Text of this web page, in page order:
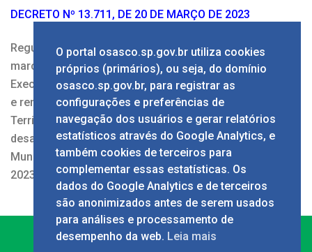
DECRETO Nº 13.711, DE 20 DE MARÇO DE 2023
Regulamenta a Lei nº 5.233, de 10 de
março de 2023, que autoriza o Poder
Executivo a conceder auxílio financeiro
e remissão do Imposto Predial e
Territorial Urbano – IPTU às vítimas de
desastres naturais ocorridos no
Município de Osasco, no exercício de
2023
O portal osasco.sp.gov.br utiliza cookies
próprios (primários), ou seja, do domínio
osasco.sp.gov.br, para registrar as
configurações e preferências de
navegação dos usuários e gerar relatórios
estatísticos através do Google Analytics, e
também cookies de terceiros para
complementar essas estatísticas. Os
dados do Google Analytics e de terceiros
são anonimizados antes de serem usados
para análises e processamento de
desempenho da web. Leia mais